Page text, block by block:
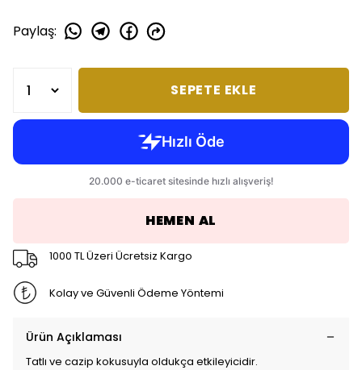
Paylaş:
SEPETE EKLE
HEMEN AL
1000 TL Üzeri Ücretsiz Kargo
Kolay ve Güvenli Ödeme Yöntemi
Ürün Açıklaması
Tatlı ve cazip kokusuyla oldukça etkileyicidir.